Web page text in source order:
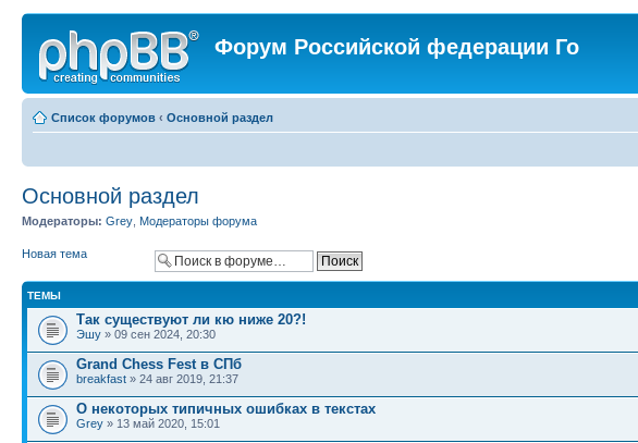
Форум Российской федерации Го
Список форумов ‹ Основной раздел
Основной раздел
Модераторы: Grey Модераторы форума
Новая тема
ТЕМЫ
Так существуют ли кю ниже 20?!
Эшу » 09 сен 2024, 20:30
Grand Chess Fest в СПб
breakfast » 24 авг 2019, 21:37
О некоторых типичных ошибках в текстах
Grey » 13 май 2020, 15:01